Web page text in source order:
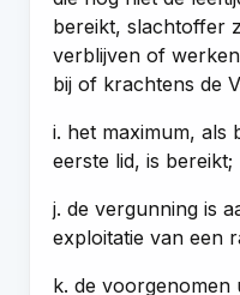
bereikt, slachtoffer
verblijven of
bij of krachtens de
i. het maximum, als
eerste lid, is bereikt;
j. de vergunning is
exploitatie van een
k. de voorgenomen